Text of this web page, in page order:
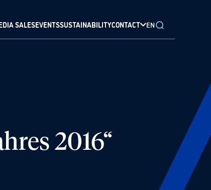
SALESEVENTSSUSTAINABILITYCONTACT EN
2016“